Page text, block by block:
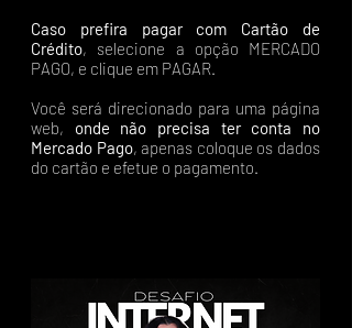
Caso prefira pagar com Cartão de
Crédito, selecione a opção MERCADO
PAGO, e clique em PAGAR.
Você será direcionado para uma página
web, onde não precisa ter conta no
Mercado Pago, apenas coloque os dados
do cartão e efetue o pagamento.